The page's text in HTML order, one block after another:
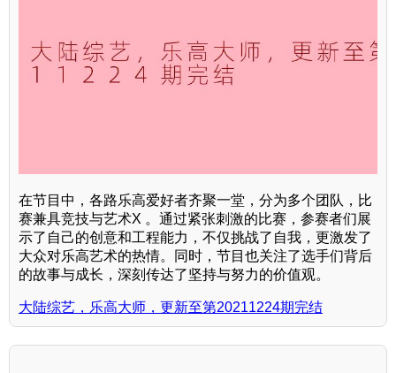
在节目中，各路乐高爱好者齐聚一堂，分为多个团队，比
赛兼具竞技与艺术X 。通过紧张刺激的比赛，参赛者们展
示了自己的创意和工程能力，不仅挑战了自我，更激发了
大众对乐高艺术的热情。同时，节目也关注了选手们背后
的故事与成长，深刻传达了坚持与努力的价值观。
大陆综艺，乐高大师，更新至第20211224期完结